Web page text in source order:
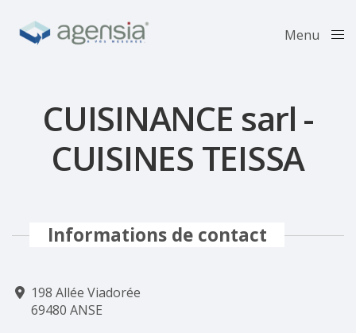
Menu
CUISINANCE sarl -
CUISINES TEISSA
Informations de contact
198 Allée Viadorée
69480 ANSE